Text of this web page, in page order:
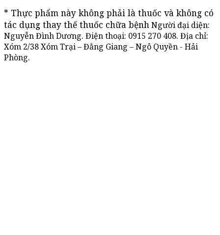
* Thực phẩm này không phải là thuốc và không có
tác dụng thay thế thuốc chữa bệnhNgười đại diện:
Nguyễn Đình Dương. Điện thoại: 0915 270 408. Địa chỉ:
Xóm 2/38 Xóm Trại – Đằng Giang – Ngô Quyền - Hải
Phòng.